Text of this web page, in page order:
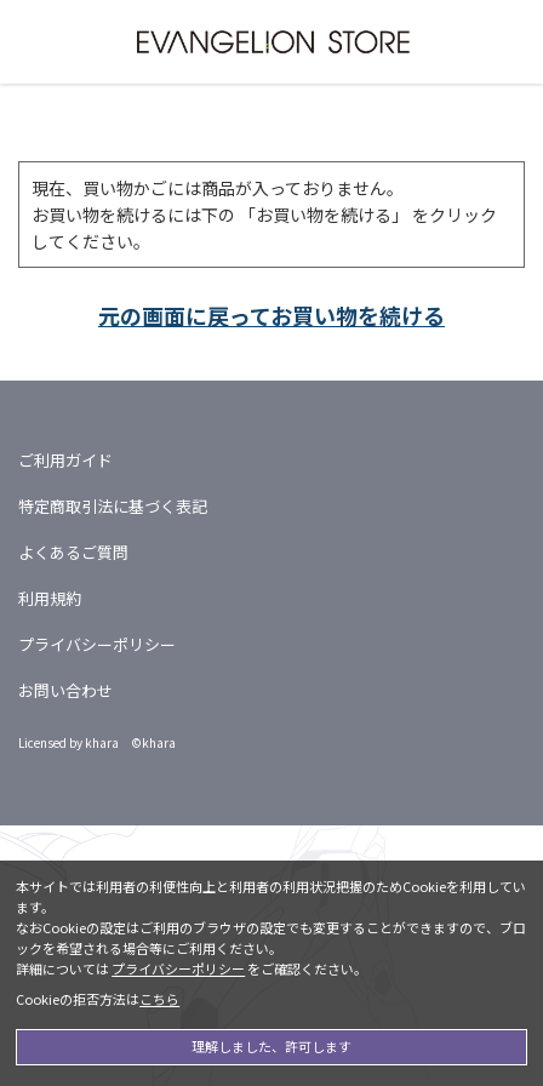
現在、買い物かごには商品が入っておりません。
お買い物を続けるには下の 「お買い物を続ける」 をクリック
してください。
元の画面に戻ってお買い物を続ける
ご利用ガイド
特定商取引法に基づく表記
よくあるご質問
利用規約
プライバシーポリシー
お問い合わせ
Licensed by khara ©khara
本サイトでは利用者の利便性向上と利用者の利用状況把握のためCookieを利用してい
ます。
なおCookieの設定はご利用のブラウザの設定でも変更することができますので、ブロ
ックを希望される場合等にご利用ください。
詳細については プライバシーポリシー をご確認ください。
Cookieの拒否方法はこちら
理解しました、許可します